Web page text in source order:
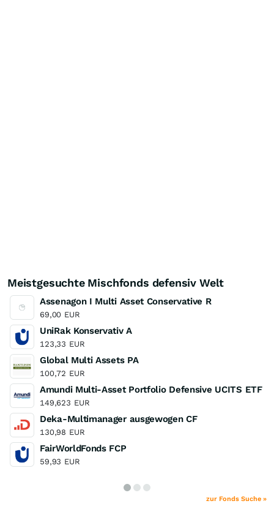
Meistgesuchte Mischfonds defensiv Welt
Assenagon I Multi Asset Conservative R
69,00 EUR
UniRak Konservativ A
123,33 EUR
Global Multi Assets PA
100,72 EUR
Amundi Multi-Asset Portfolio Defensive UCITS ETF
149,623 EUR
Deka-Multimanager ausgewogen CF
130,98 EUR
FairWorldFonds FCP
59,93 EUR
zur Fonds Suche »